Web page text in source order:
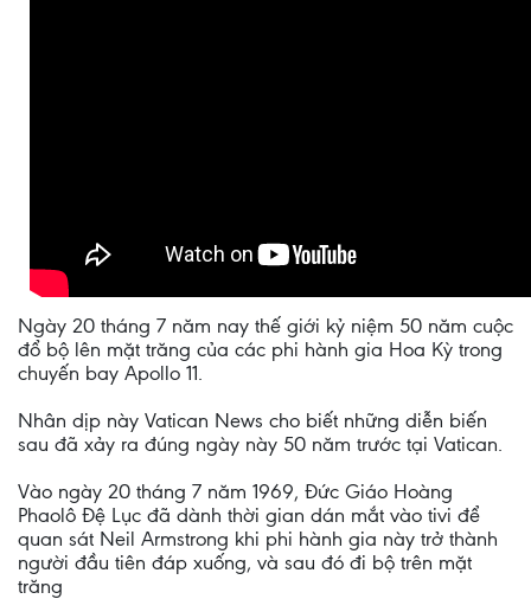
Ngày 20 tháng 7 năm nay thế giới kỷ niệm 50 năm cuộc
đổ bộ lên mặt trăng của các phi hành gia Hoa Kỳ trong
chuyến bay Apollo 11.
Nhân dịp này Vatican News cho biết những diễn biến
sau đã xảy ra đúng ngày này 50 năm trước tại Vatican.
Vào ngày 20 tháng 7 năm 1969, Đức Giáo Hoàng
Phaolô Đệ Lục đã dành thời gian dán mắt vào tivi để
quan sát Neil Armstrong khi phi hành gia này trở thành
người đầu tiên đáp xuống, và sau đó đi bộ trên mặt
trăng